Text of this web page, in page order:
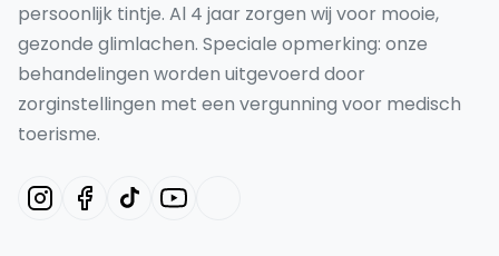
persoonlijk tintje. Al 4 jaar zorgen wij voor mooie,
gezonde glimlachen. Speciale opmerking: onze
behandelingen worden uitgevoerd door
zorginstellingen met een vergunning voor medisch
toerisme.